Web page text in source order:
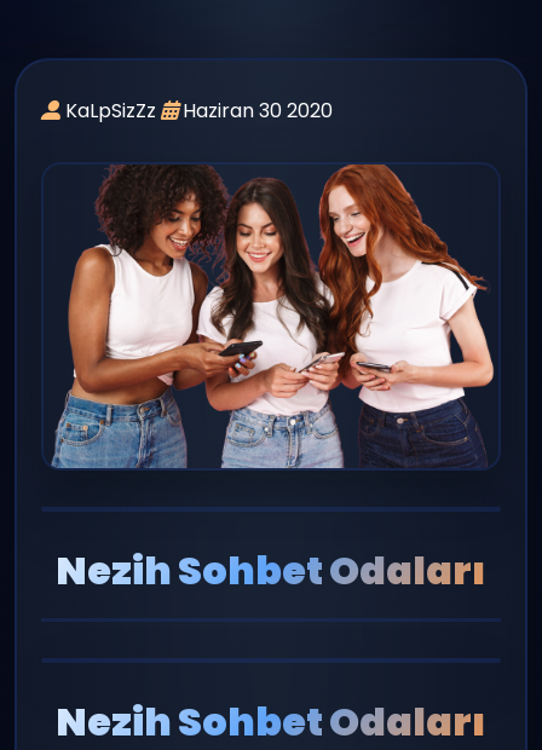
yayın
KaLpSizZz
Haziran 30 2020
Nezih Sohbet Odaları
Nezih Sohbet Odaları